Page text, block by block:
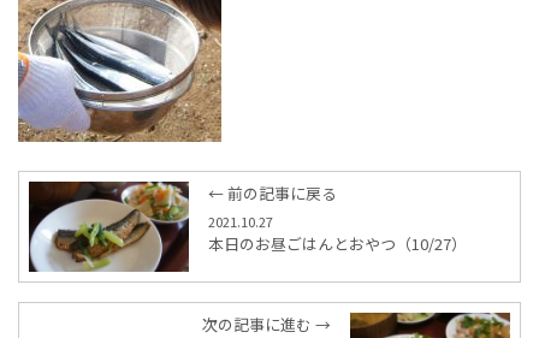
← 前の記事に戻る
2021.10.27
本日のお昼ごはんとおやつ（10/27）
次の記事に進む →